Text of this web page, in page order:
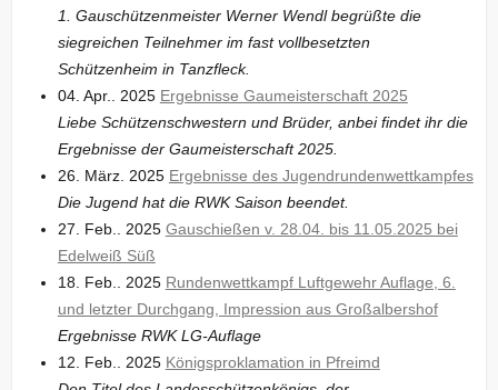
1. Gauschützenmeister Werner Wendl begrüßte die
siegreichen Teilnehmer im fast vollbesetzten
Schützenheim in Tanzfleck.
04. Apr.. 2025 Ergebnisse Gaumeisterschaft 2025
Liebe Schützenschwestern und Brüder, anbei findet ihr die
Ergebnisse der Gaumeisterschaft 2025.
26. März. 2025 Ergebnisse des Jugendrundenwettkampfes
Die Jugend hat die RWK Saison beendet.
27. Feb.. 2025 Gauschießen v. 28.04. bis 11.05.2025 bei
Edelweiß Süß
18. Feb.. 2025 Rundenwettkampf Luftgewehr Auflage, 6.
und letzter Durchgang, Impression aus Großalbershof
Ergebnisse RWK LG-Auflage
12. Feb.. 2025 Königsproklamation in Pfreimd